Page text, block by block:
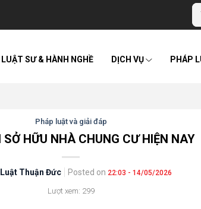
LUẬT SƯ & HÀNH NGHỀ DỊCH VỤ PHÁP
Pháp luật và giải đáp
HỮU NHÀ CHUNG CƯ HIỆN NAY
Luật Thuận Đức Posted on 22:03 - 14/05/2026
Lượt xem: 299